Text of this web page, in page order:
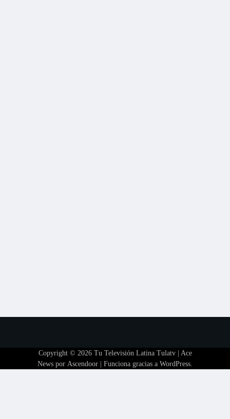
Copyright © 2026 Tu Televisión Latina Tulatv| Ace
News por Ascendoor | Funciona gracias a WordPress